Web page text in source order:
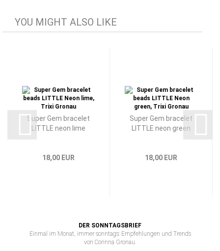
YOU MIGHT ALSO LIKE
Super Gem bracelet
LITTLE neon lime
18,00 EUR
Super Gem bracelet
LITTLE neon green
18,00 EUR
DER SONNTAGSBRIEF
Einmal im Monat, immer sonntags: Empfehlungen und Trends
von Corinna Gronau.